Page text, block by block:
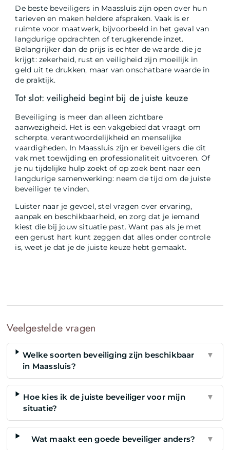
De beste beveiligers in Maassluis zijn open over hun
tarieven en maken heldere afspraken. Vaak is er
ruimte voor maatwerk, bijvoorbeeld in het geval van
langdurige opdrachten of terugkerende inzet.
Belangrijker dan de prijs is echter de waarde die je
krijgt: zekerheid, rust en veiligheid zijn moeilijk in
geld uit te drukken, maar van onschatbare waarde in
de praktijk.
Tot slot: veiligheid begint bij de juiste keuze
Beveiliging is meer dan alleen zichtbare
aanwezigheid. Het is een vakgebied dat vraagt om
scherpte, verantwoordelijkheid en menselijke
vaardigheden. In Maassluis zijn er beveiligers die dit
vak met toewijding en professionaliteit uitvoeren. Of
je nu tijdelijke hulp zoekt of op zoek bent naar een
langdurige samenwerking: neem de tijd om de juiste
beveiliger te vinden.
Luister naar je gevoel, stel vragen over ervaring,
aanpak en beschikbaarheid, en zorg dat je iemand
kiest die bij jouw situatie past. Want pas als je met
een gerust hart kunt zeggen dat alles onder controle
is, weet je dat je de juiste keuze hebt gemaakt.
Veelgestelde vragen
Welke soorten beveiliging zijn beschikbaar
in Maassluis?
▼
Hoe kies ik de juiste beveiliger voor mijn
situatie?
▼
Wat maakt een goede beveiliger anders? ▼